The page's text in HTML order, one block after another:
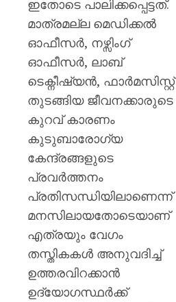
ഇതോടെ പാലിക്കപ്പെട്ടത്.
മാത്രമല്ല മെ‍ഡിക്കൽ
ഓഫീസർ, നഴ്സിംഗ്
ഓഫീസർ, ലാബ്
ടെക്നീഷ്യൻ, ഫാർമസിസ്റ്റ്
തുടങ്ങിയ ജീവനക്കാരുടെ
കുറവ് കാരണം
കുടുബാരോഗ്യ
കേന്ദ്രങ്ങളുടെ
പ്രവർത്തനം
പ്രതിസന്ധിയിലാണെന്ന്
മനസിലായതോടെയാണ്
എത്രയും വേഗം
തസ്തികകൾ അനുവദിച്ച്
ഉത്തരവിറക്കാൻ
ഉദ്യോഗസ്ഥർക്ക്